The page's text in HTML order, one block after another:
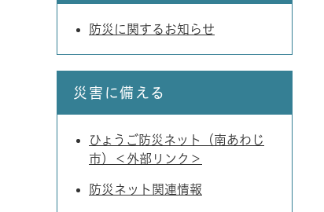
防災に関するお知らせ
災害に備える
ひょうご防災ネット（南あわじ
市）＜外部リンク＞
防災ネット関連情報